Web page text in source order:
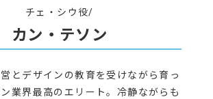
チェ・シウ役/
カン・テソン
とデザインの教育を受けながら育っ
業界最高のエリート。冷静ながらも